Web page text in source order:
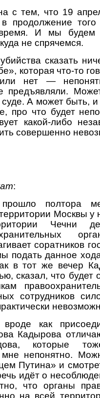
с тем, что 19
продолжение того
И мы будем
не спрячемся.
сказать
которая что-то
нет —
предъявляли.
А может быть,
про что будет
какой-либо
совершенно
:
полтора
Москвы у
Чечни
соратников
подать данное
в тот же вечер
сказал, что будет
сотрудников
как
Кадырова
которые
непонятно.
Путина» и
идёт о
что органы
на всей